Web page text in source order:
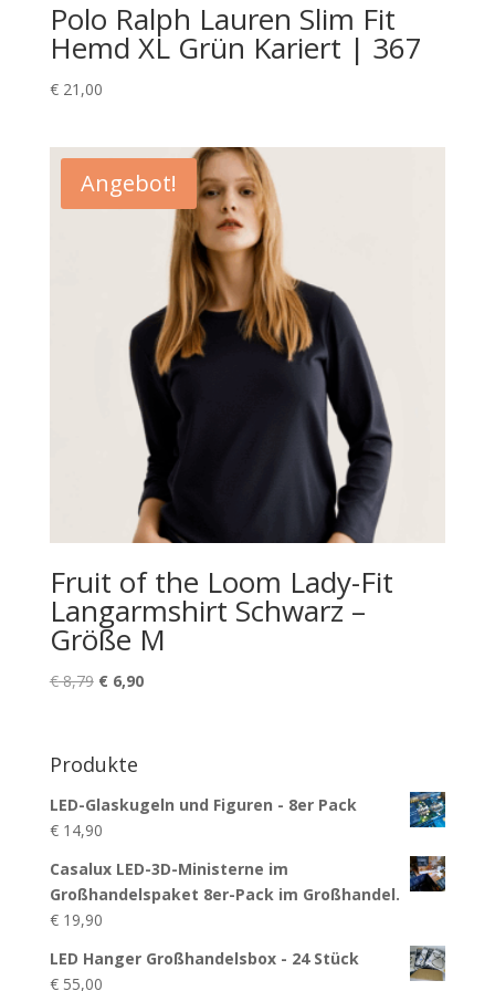
Polo Ralph Lauren Slim Fit
Hemd XL Grün Kariert | 367
€21,00
Angebot!
Fruit of the Loom Lady-Fit
Langarmshirt Schwarz –
Größe M
€8,79 Ursprünglicher
€ 8,79
€6,90Aktueller
Produkte
LED-Glaskugeln und Figuren - 8er Pack
€14,90
Casalux LED-3D-Ministerne im
Großhandelspaket 8er-Pack im Großhandel.
€19,90
LED Hanger Großhandelsbox - 24 Stück
€55,00